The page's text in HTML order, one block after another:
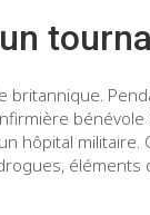
britannique.
bénévole
hôpital
éléments